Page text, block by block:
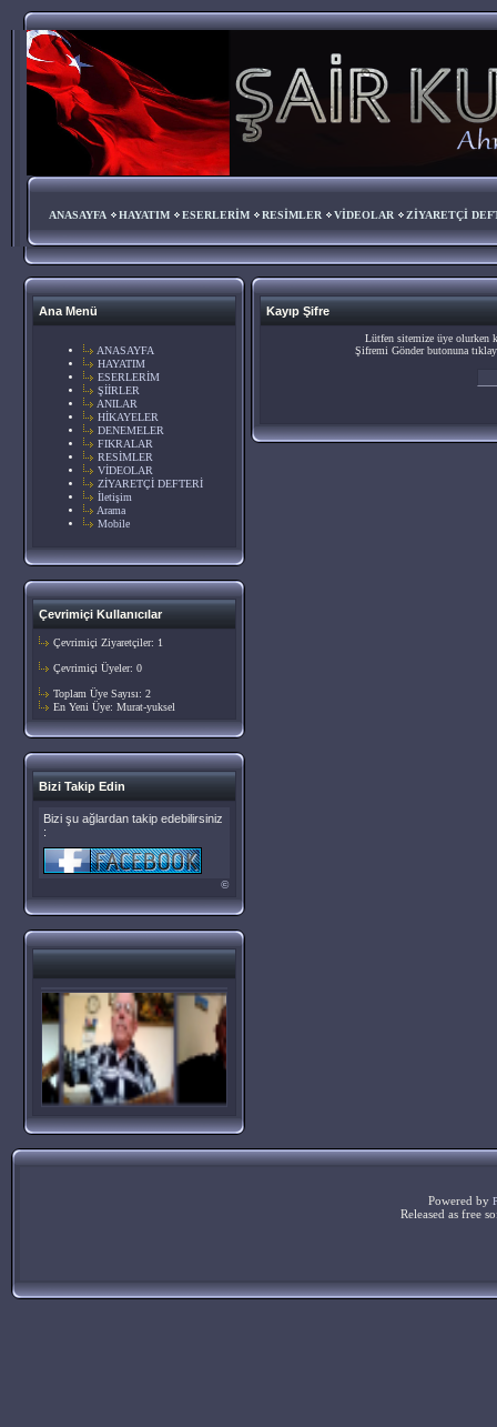
ANASAYFA HAYATIM ESERLERİM RESİMLER VİDEOLAR ZİYARETÇİ
Ana Menü
ANASAYFA
HAYATIM
ESERLERİM
ŞİİRLER
ANILAR
HİKAYELER
DENEMELER
FIKRALAR
RESİMLER
VİDEOLAR
ZİYARETÇİ DEFTERİ
İletişim
Arama
Mobile
Çevrimiçi Kullanıcılar
Çevrimiçi Ziyaretçiler: 1
Çevrimiçi Üyeler: 0
Toplam Üye Sayısı: 2
En Yeni Üye: Murat-yuksel
Bizi Takip Edin
Bizi şu ağlardan takip edebilirsiniz
:
©
Kayıp Şifre
Lütfen sitemize üye olurken
Şifremi Gönder butonuna
Powered by
Released as free